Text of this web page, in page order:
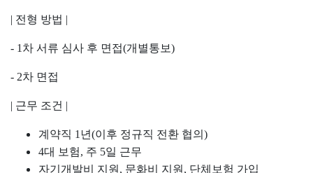
| 전형 방법 |
- 1 차 서류 심사 후 면접(개별통보)
- 2차 면접
| 근무 조건 |
계약직 1 년(이후 정규직 전환 협의 )
4대 보험, 주 5일 근무
자기개발비 지원 , 문화비 지원 , 단체보험 가입